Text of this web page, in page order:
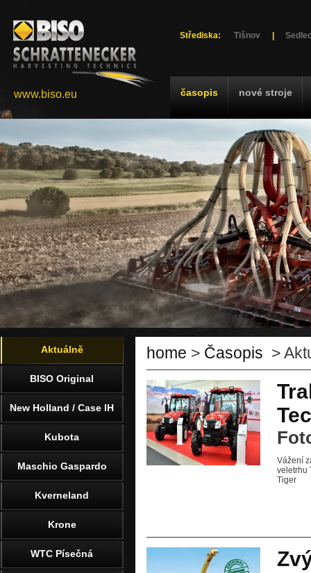
Střediska: Tišnov
časopis nové stroje
www.biso.eu
home > Časopis >
Vážení
veletrhu
Tiger
Aktuálně
BISO Original
New Holland / Case IH
Kubota
Maschio Gaspardo
Kverneland
Krone
WTC Písečná